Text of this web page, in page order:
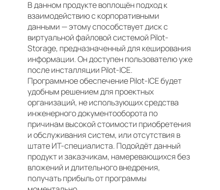
В данном продукте воплощён подход к
взаимодействию с корпоративными
данными — этому способствует диск с
виртуальной файловой системой Pilot-
Storage, предназначенный для кеширования
информации. Он доступен пользователю уже
после инсталляции Pilot-ICE.
Программное обеспечение Pilot-ICE будет
удобным решением для проектных
организаций, не использующих средства
инженерного документооборота по
причинам высокой стоимости приобретения
и обслуживания систем, или отсутствия в
штате ИТ-специалиста. Подойдёт данный
продукт и заказчикам, намеревающихся без
вложений и длительного внедрения,
получать прибыль от программы